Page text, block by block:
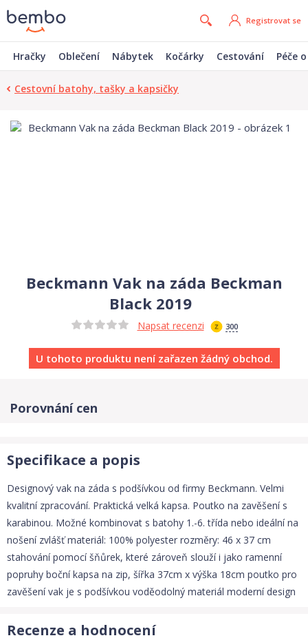
Registrovat se
Hračky Oblečení Nábytek Kočárky Cestování Péče
Cestovní batohy, tašky a kapsičky
Beckmann Vak na záda Beckman
Black 2019
Napsat recenzi 300
U tohoto produktu není zařazen žádný obchod.
Porovnání cen
Specifikace a popis
Designový vak na záda s podšívkou od firmy Beckmann. Velmi
kvalitní zpracování. Praktická velká kapsa. Poutko na zavěšení s
karabinou. Možné kombinovat s batohy 1.-6. třída nebo ideální na
nošení zvlášť materiál: 100% polyester rozměry: 46 x 37 cm
stahování pomocí šňůrek, které zároveň slouží i jako ramenní
popruhy boční kapsa na zip, šířka 37cm x výška 18cm poutko pro
zavěšení vak je s podšívkou voděodolný materiál moderní design
Recenze a hodnocení